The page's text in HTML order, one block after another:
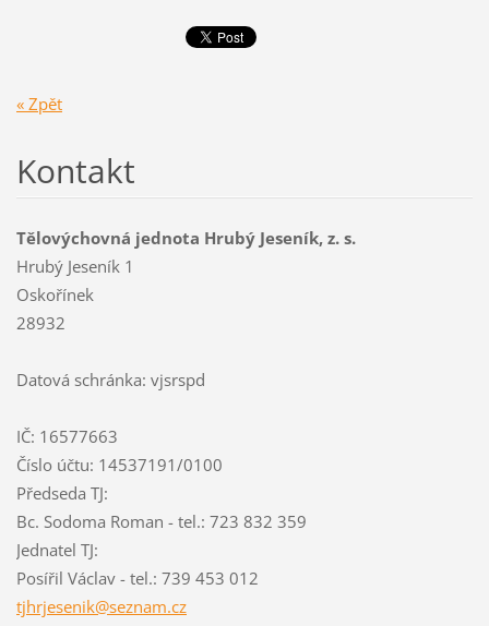
« Zpět
Kontakt
Tělovýchovná jednota Hrubý Jeseník, z. s.
Hrubý Jeseník 1
Oskořínek
28932
Datová schránka: vjsrspd
IČ: 16577663
Číslo účtu: 14537191/0100
Předseda TJ:
Bc. Sodoma Roman - tel.: 723 832 359
Jednatel TJ:
Posířil Václav - tel.: 739 453 012
tjhrjesenik@seznam.cz